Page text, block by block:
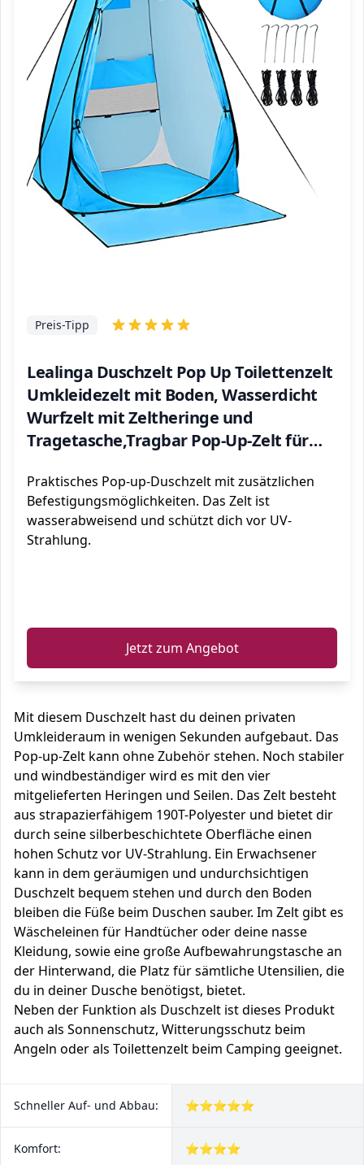
Lealinga Duschzelt Pop Up Toilettenzelt
Umkleidezelt mit Boden, Wasserdicht
Wurfzelt mit Zeltheringe und
Tragetasche,Tragbar Pop-Up-Zelt für
Strandpicknick, Mobile Toilette
Preis-Tipp
Praktisches Pop-up-Duschzelt mit zusätzlichen
Befestigungsmöglichkeiten. Das Zelt ist
wasserabweisend und schützt dich vor UV-
Strahlung.
Jetzt zum Angebot
Mit diesem Duschzelt hast du deinen privaten
Umkleideraum in wenigen Sekunden aufgebaut. Das
Pop-up-Zelt kann ohne Zubehör stehen. Noch stabiler
und windbeständiger wird es mit den vier
mitgelieferten Heringen und Seilen. Das Zelt besteht
aus strapazierfähigem 190T-Polyester und bietet dir
durch seine silberbeschichtete Oberfläche einen
hohen Schutz vor UV-Strahlung. Ein Erwachsener
kann in dem geräumigen und undurchsichtigen
Duschzelt bequem stehen und durch den Boden
bleiben die Füße beim Duschen sauber. Im Zelt gibt es
Wäscheleinen für Handtücher oder deine nasse
Kleidung, sowie eine große Aufbewahrungstasche an
der Hinterwand, die Platz für sämtliche Utensilien, die
du in deiner Dusche benötigst, bietet.
Neben der Funktion als Duschzelt ist dieses Produkt
auch als Sonnenschutz, Witterungsschutz beim
Angeln oder als Toilettenzelt beim Camping geeignet.
Schneller Auf- und Abbau: ⭐⭐⭐⭐⭐
Komfort: ⭐⭐⭐⭐